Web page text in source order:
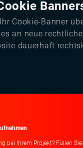
Cookie-Banner
an neue
dauerhaft
bei Ihrem Projekt? Füllen